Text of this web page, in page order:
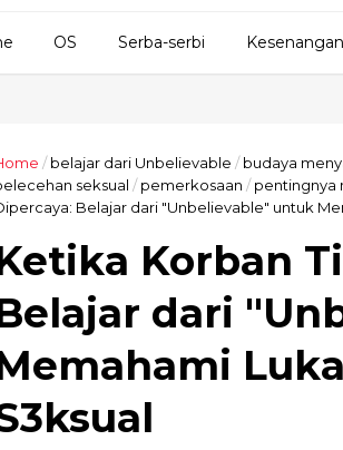
OS Serba-serbi Kesenangan
/ belajar dari Unbelievable / budaya
seksual / pemerkosaan / pentingnya
Belajar dari "Unbelievable" untuk
Korban
dari